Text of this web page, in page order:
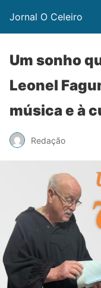
Jornal O Celeiro
Um sonho
Leonel
música e à
Redação